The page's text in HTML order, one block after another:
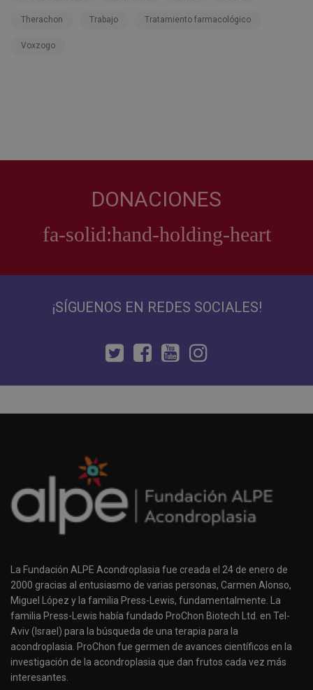
Therachon Trabajo Tratamiento farmacológico
Voxzogo
DONACIONES
¡SÍGUENOS EN REDES SOCIALES!
La Fundación ALPE Acondroplasia fue creada el 24 de enero de
2000 gracias al entusiasmo de varias personas, Carmen Alonso,
Miguel López y la familia Press-Lewis, fundamentalmente. La
familia Press-Lewis había fundado ProChon Biotech Ltd. en Tel-
Aviv (Israel) para la búsqueda de una terapia para la
acondroplasia. ProChon fue germen de avances científicos en la
investigación de la acondroplasia que dan frutos cada vez más
interesantes.